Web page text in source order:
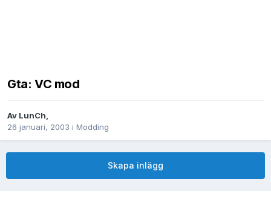
Gta: VC mod
Av LunCh,
26 januari, 2003 i Modding
Skapa inlägg